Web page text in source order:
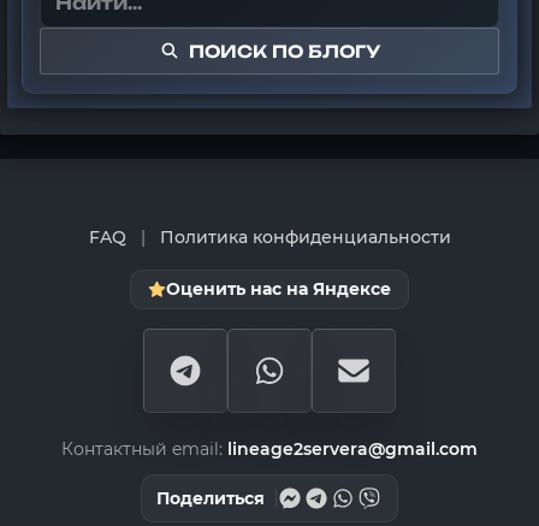
ПОИСК ПО БЛОГУ
FAQ | Политика конфиденциальности
Оценить нас на Яндексе
Контактный email: lineage2servera@gmail.com
Поделиться